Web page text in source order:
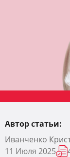
Автор статьи:
Иванченко
11 Июля 2025